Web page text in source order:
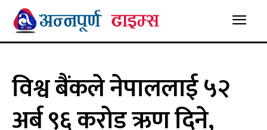
विश्व बैंकले नेपाललाई ५२
अर्ब ९६ करोड ऋण दिने,